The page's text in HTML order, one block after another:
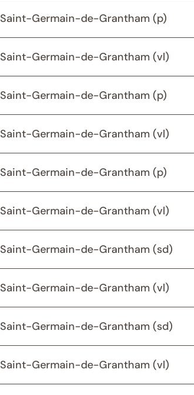
Saint-Germain-de-Grantham (p)
Saint-Germain-de-Grantham (vl)
Saint-Germain-de-Grantham (p)
Saint-Germain-de-Grantham (vl)
Saint-Germain-de-Grantham (p)
Saint-Germain-de-Grantham (vl)
Saint-Germain-de-Grantham (sd)
Saint-Germain-de-Grantham (vl)
Saint-Germain-de-Grantham (sd)
Saint-Germain-de-Grantham (vl)